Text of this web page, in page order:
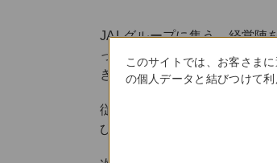
JALグループに集う、経営陣
った」と思えるような企業
きません。そのような考えに
従って、私たちは、経済的な
ひとつにして一致団結し、お
このサイトでは、お客さま
の個人データと結びつけて